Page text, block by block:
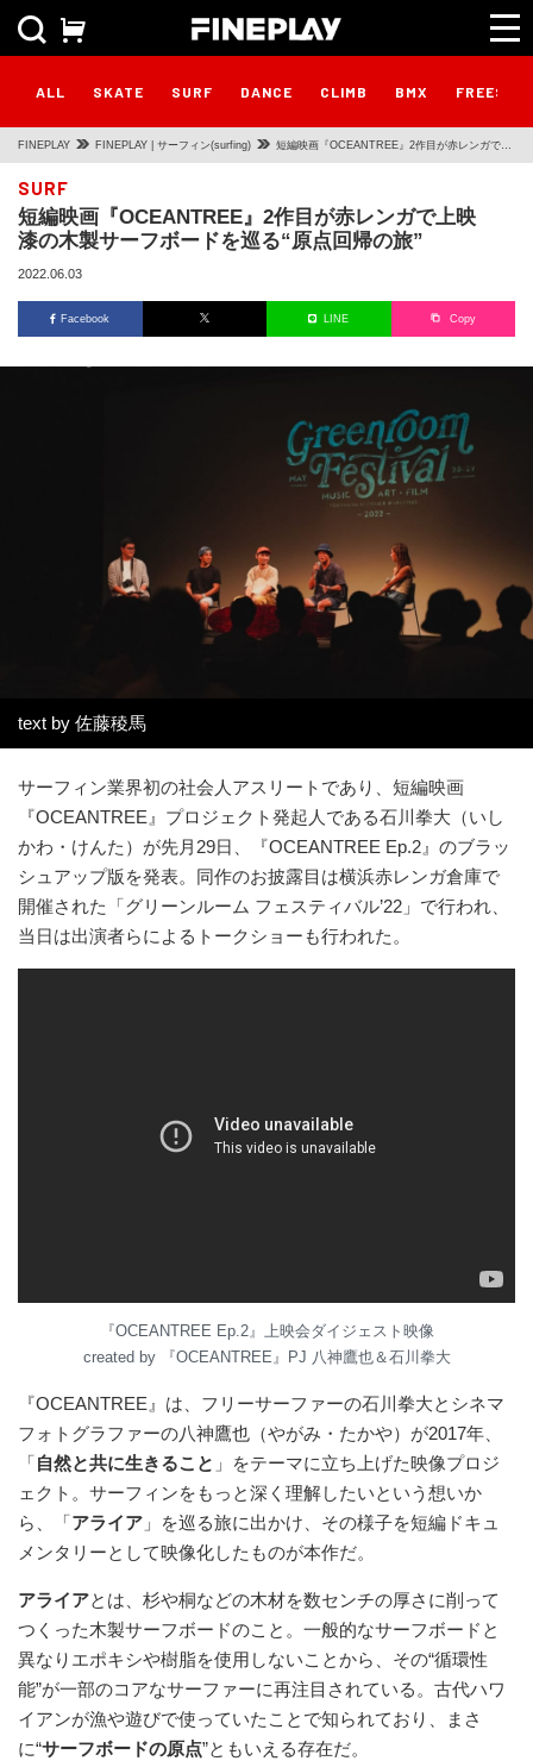
ALL SKATE SURF DANCE CLIMB BMX
FINEPLAY FINEPLAY | サーフィン(surfing) 短編映画『OCEANTREE』2作目が赤レンガで上
SURF
短編映画『OCEANTREE』2作目が赤レンガで上映
漆の木製サーフボードを巡る“原点回帰の旅”
2022.06.03
Facebook LINE Copy
text by 佐藤稜馬
サーフィン業界初の社会人アスリートであり、短編映画
『OCEANTREE』プロジェクト発起人である石川拳大（いし
かわ・けんた）が先月29日、『OCEANTREE Ep.2』のブラッ
シュアップ版を発表。同作のお披露目は横浜赤レンガ倉庫で
開催された「グリーンルーム フェスティバル’22」で行われ、
当日は出演者らによるトークショーも行われた。
『OCEANTREE Ep.2』上映会ダイジェスト映像
created by 『OCEANTREE』PJ 八神鷹也＆石川拳大
『OCEANTREE』は、フリーサーファーの石川拳大とシネマ
フォトグラファーの八神鷹也（やがみ・たかや）が2017年、
「自然と共に生きること 」をテーマに立ち上げた映像プロジ
ェクト。サーフィンをもっと深く理解したいという想いか
ら、「アライア 」を巡る旅に出かけ、その様子を短編ドキュ
メンタリーとして映像化したものが本作だ。
アライアとは、杉や桐などの木材を数センチの厚さに削って
つくった木製サーフボードのこと。一般的なサーフボードと
異なりエポキシや樹脂を使用しないことから、その“循環性
能”が一部のコアなサーファーに再注目されている。古代ハワ
イアンが漁や遊びで使っていたことで知られており、まさ
に“サーフボードの原点”ともいえる存在だ。